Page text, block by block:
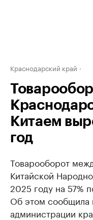
Краснодарский край
Китаем
год
Товарооборот
Китайской
2025 году на 57%
Об этом сообщила
администрации